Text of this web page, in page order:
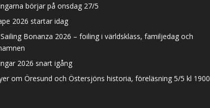
börjar på onsdag 27/5
2026 startar idag
Bonanza 2026 – foiling i världsklass, familjedag och
2026 snart igång
om Öresund och Östersjöns historia, föreläsning 5/5 kl 1900